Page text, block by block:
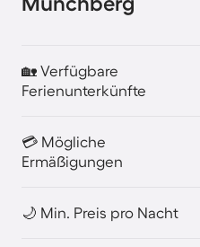
🏡 Verfügbare
Ferienunterkünfte
💳 Mögliche
Ermäßigungen
🌙 Min. Preis pro Nacht